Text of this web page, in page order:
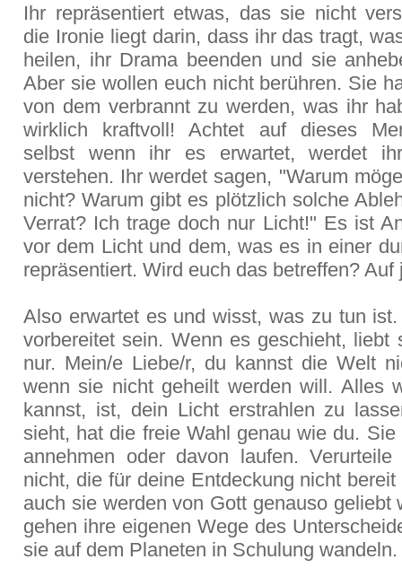
Ihr repräsentiert etwas, das sie nicht
die Ironie liegt darin, dass ihr das tragt,
heilen, ihr Drama beenden und sie
Aber sie wollen euch nicht berühren. Sie
von dem verbrannt zu werden, was ihr
wirklich kraftvoll! Achtet auf dieses
selbst wenn ihr es erwartet, werdet
verstehen. Ihr werdet sagen, "Warum
nicht? Warum gibt es plötzlich solche
Verrat? Ich trage doch nur Licht!" Es ist
vor dem Licht und dem, was es in einer
repräsentiert. Wird euch das betreffen? Auf
Also erwartet es und wisst, was zu tun
vorbereitet sein. Wenn es geschieht, liebt
nur. Mein/e Liebe/r, du kannst die Welt
wenn sie nicht geheilt werden will. Alles
kannst, ist, dein Licht erstrahlen zu
sieht, hat die freie Wahl genau wie du. Sie
annehmen oder davon laufen. Verurteile
nicht, die für deine Entdeckung nicht
auch sie werden von Gott genauso geliebt
gehen ihre eigenen Wege des
sie auf dem Planeten in Schulung wandeln.